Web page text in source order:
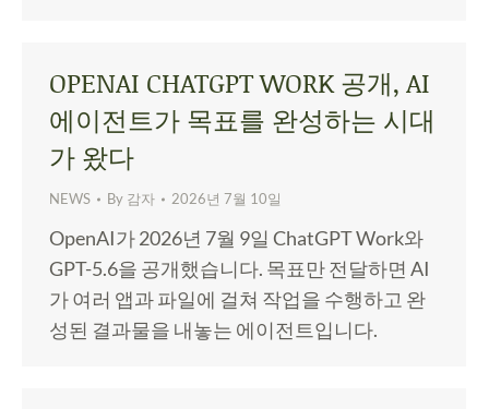
OPENAI CHATGPT WORK 공개, AI
에이전트가 목표를 완성하는 시대
가 왔다
NEWS By 감자 2026년 7월 10일
OpenAI가 2026년 7월 9일 ChatGPT Work와
GPT-5.6을 공개했습니다. 목표만 전달하면 AI
가 여러 앱과 파일에 걸쳐 작업을 수행하고 완
성된 결과물을 내놓는 에이전트입니다.